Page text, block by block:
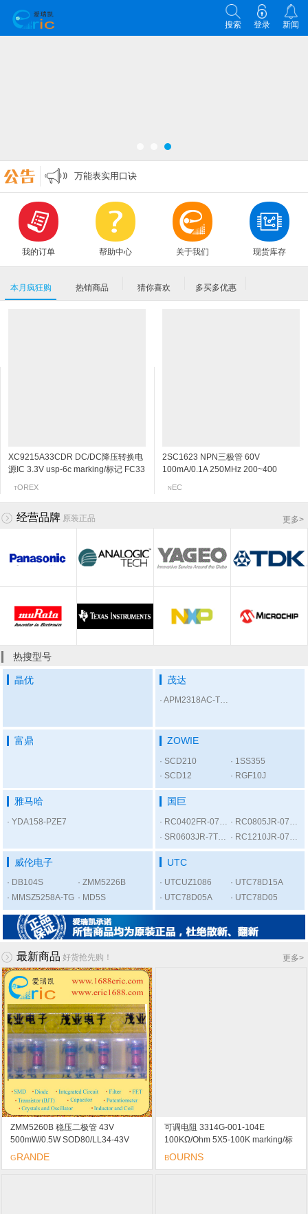
新闻
登录
搜索
万能表实用口诀
各类电子元器件选型原则
零欧姆电阻的作用
我的订单 帮助中心 关于我们 现货库存
本月疯狂购 热销商品 猜你喜欢 多买多优惠
XC9215A33CDR DC/DC降压转换电
源IC 3.3V usp-6c marking/标记 FC33
TOREX
2SC1623 NPN三极管 60V
100mA/0.1A 250MHz 200~400
N EC
2SA1576A PNP三极管 -60V
-150mA/-0.15A 140MHz 120~270
ROHM
2SA1461 PNP三极管 -40V
-200mA/-0.2A 510MHz 100~200
N EC
小功率电感 LK21254R7M 4.7UH
0805-4R7M
TAIYO
小功率电感 LK2125R22K-T
220nH/0.22UH 0805-R22K
T AIYO
2SK1847-TB N沟道MOSFET 30V
500mA/0.5A SOT-23/SC-59 marking/
SANYO
2SK1399 N沟道MOSFET 50V
100mA/0.1A SOT-23/SC-59 marking/
N EC
更多>
经营品牌 原装正品
热搜型号
晶优 茂达
APM2318AC-TRL
富鼎 ZOWIE
SCD210
1SS355
SCD12
RGF10J
雅马哈
YDA158-PZE7
国巨
RC0402FR-07300RL
RC0805JR-075K6L
SR0603JR-7T1KL
RC1210JR-0756RL
威伦电子
DB104S
ZMM5226B
MMSZ5258A-TG
MD5S
UTC
UTCUZ1086
UTC78D15A
UTC78D05A
UTC78D05
更多>
最新商品 好货抢先购！
ZMM5260B 稳压二极管 43V
500mW/0.5W SOD80/LL34-43V
marking/标记
GRANDE
可调电阻 3314G-001-104E
100KΩ/Ohm 5X5-100K marking/标
记 15
BOURNS